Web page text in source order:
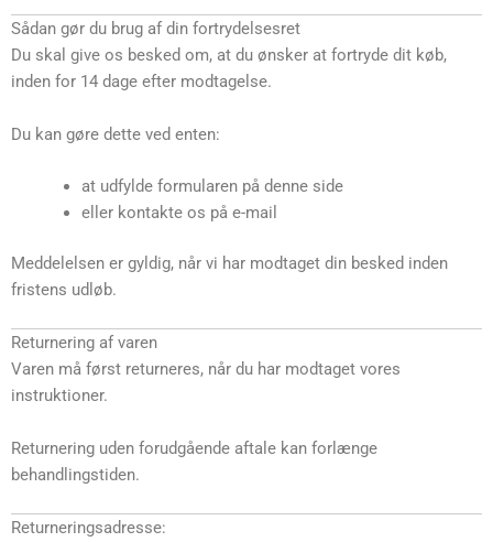
Sådan gør du brug af din fortrydelsesret
Du skal give os besked om, at du ønsker at fortryde dit køb,
inden for 14 dage efter modtagelse.
Du kan gøre dette ved enten:
at udfylde formularen på denne side
eller kontakte os på e-mail
Meddelelsen er gyldig, når vi har modtaget din besked inden
fristens udløb.
Returnering af varen
Varen må først returneres, når du har modtaget vores
instruktioner.
Returnering uden forudgående aftale kan forlænge
behandlingstiden.
Returneringsadresse: